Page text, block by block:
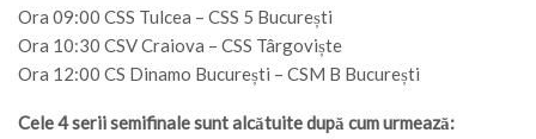
Ora 09:00 CSS Tulcea – CSS 5 București
Ora 10:30 CSV Craiova – CSS Târgoviște
Ora 12:00 CS Dinamo București – CSM B București
Cele 4 serii semifinale sunt alcătuite după cum urmează: